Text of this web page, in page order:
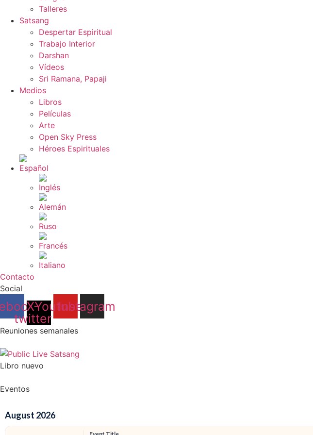
Talleres
Satsang
Despertar Espiritual
Trabajo Interior
Darshan
Vídeos
Sri Ramana, Papaji
Medios
Libros
Películas
Arte
Open Sky Press
Héroes Espirituales
Contacto
Social
X-
twitter
YoutubeInstagram
Reuniones semanales
Libro nuevo
Eventos